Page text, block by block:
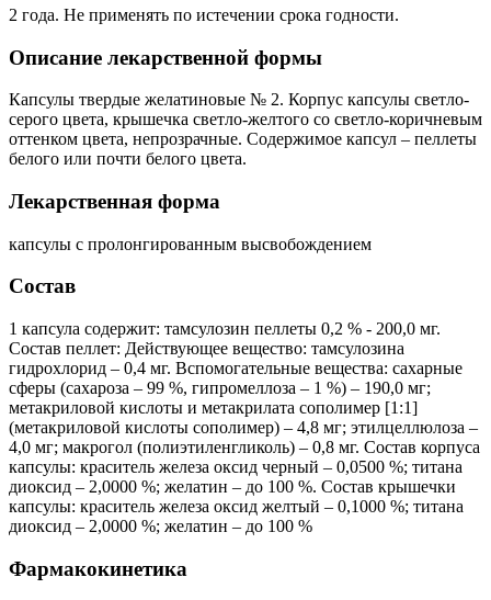
2 года. Не применять по истечении срока годности.
Описание лекарственной формы
Капсулы твердые желатиновые № 2. Корпус капсулы светло-
серого цвета, крышечка светло-желтого со светло-коричневым
оттенком цвета, непрозрачные. Содержимое капсул – пеллеты
белого или почти белого цвета.
Лекарственная форма
капсулы с пролонгированным высвобождением
Состав
1 капсула содержит: тамсулозин пеллеты 0,2 % - 200,0 мг.
Состав пеллет: Действующее вещество: тамсулозина
гидрохлорид – 0,4 мг. Вспомогательные вещества: сахарные
сферы (сахароза – 99 %, гипромеллоза – 1 %) – 190,0 мг;
метакриловой кислоты и метакрилата сополимер [1:1]
(метакриловой кислоты сополимер) – 4,8 мг; этилцеллюлоза –
4,0 мг; макрогол (полиэтиленгликоль) – 0,8 мг. Состав корпуса
капсулы: краситель железа оксид черный – 0,0500 %; титана
диоксид – 2,0000 %; желатин – до 100 %. Состав крышечки
капсулы: краситель железа оксид желтый – 0,1000 %; титана
диоксид – 2,0000 %; желатин – до 100 %
Фармакокинетика